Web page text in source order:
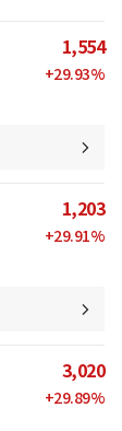
1,554
+29.93%
1,203
+29.91%
3,020
+29.89%